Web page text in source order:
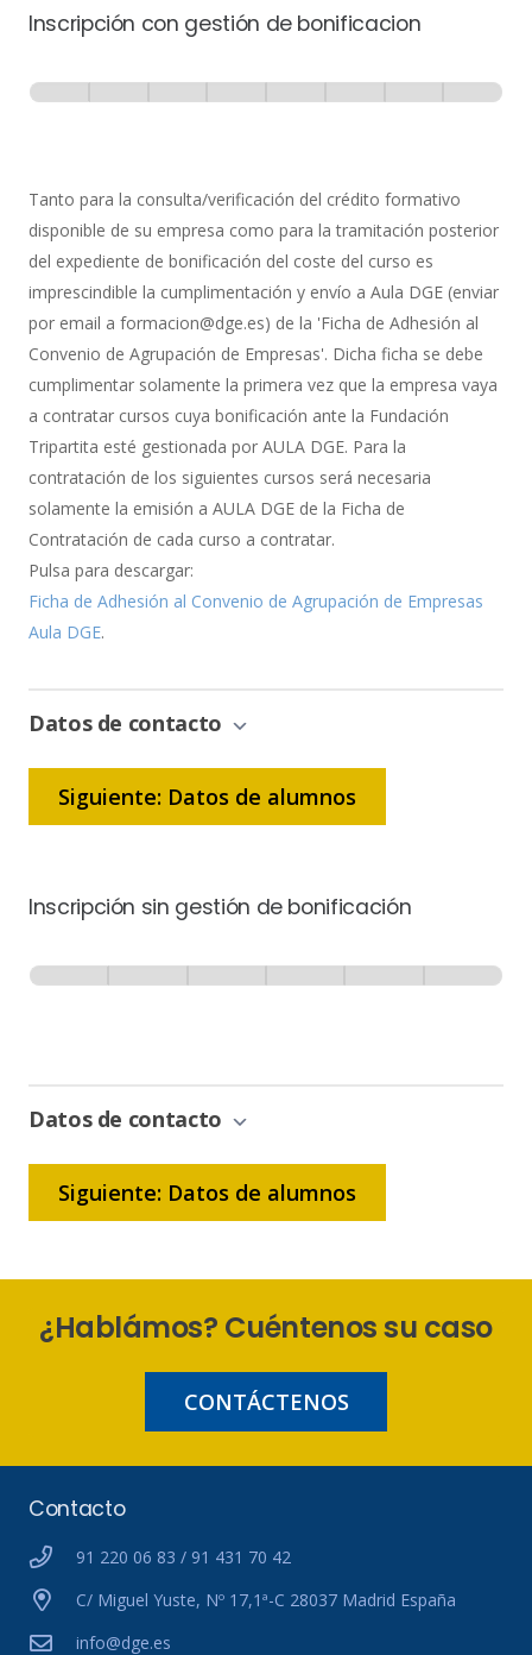
Inscripción con gestión de bonificacion
-
de
Bonificación
Tanto para la consulta/verificación del crédito formativo
disponible de su empresa como para la tramitación posterior
del expediente de bonificación del coste del curso es
imprescindible la cumplimentación y envío a Aula DGE (enviar
por email a formacion@dge.es) de la 'Ficha de Adhesión al
Convenio de Agrupación de Empresas'. Dicha ficha se debe
cumplimentar solamente la primera vez que la empresa vaya
a contratar cursos cuya bonificación ante la Fundación
Tripartita esté gestionada por AULA DGE. Para la
contratación de los siguientes cursos será necesaria
solamente la emisión a AULA DGE de la Ficha de
Contratación de cada curso a contratar.
Pulsa para descargar:
Ficha de Adhesión al Convenio de Agrupación de Empresas
Aula DGE.
Datos de contacto
Siguiente: Datos de alumnos
Inscripción sin gestión de bonificación
-
Bonificación
Datos de contacto
Siguiente: Datos de alumnos
¿Hablámos? Cuéntenos su caso
CONTÁCTENOS
Contacto
91 220 06 83 / 91 431 70 42
C/ Miguel Yuste, Nº 17,1ª-C 28037 Madrid España
info@dge.es